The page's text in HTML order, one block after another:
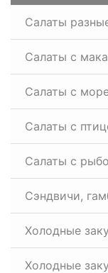
Салаты
Салаты с
Салаты с
Салаты с
Салаты с
Сэндвичи,
Холодные
Холодные